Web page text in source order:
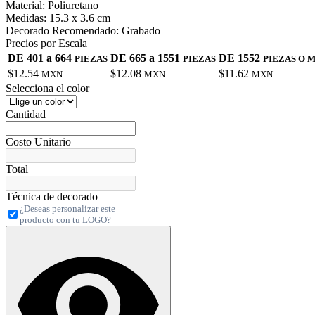
Material: Poliuretano
Medidas: 15.3 x 3.6 cm
Decorado Recomendado: Grabado
Precios por Escala
DE 401 a 664 PIEZAS DE 665 a 1551 PIEZAS DE 1552 PIEZAS O
$12.54 MXN $12.08 MXN $11.62 MXN
Selecciona el color
Cantidad
Costo Unitario
Total
Técnica de decorado
¿Deseas personalizar este
producto con tu LOGO?